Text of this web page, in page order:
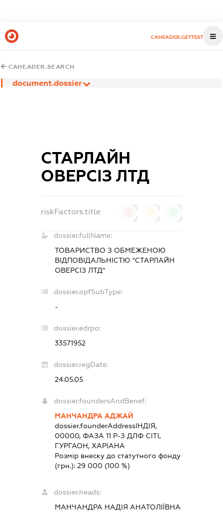
CAHEADER.GETTEST
CAHEADER.SEARCH
document.dossier
СТАРЛАЙН
ОВЕРСІЗ ЛТД
riskFactors.title
dossier.fullName:
ТОВАРИСТВО З ОБМЕЖЕНОЮ
ВІДПОВІДАЛЬНІСТЮ "СТАРЛАЙН
ОВЕРСІЗ ЛТД"
dossier.opfSubType:
-
dossier.edrpo:
33571952
dossier.regDate:
24.05.05
dossier.foundersAndBenef:
МАНЧАНДРА АДЖАЙ
dossier.founderAddressІНДІЯ,
00000, ФАЗА 11 Р-З ДЛФ СІТІ,
ГУРГАОН, ХАРІАНА
Розмір внеску до статутного фонду
(грн.): 29 000 (100 %)
dossier.heads:
МАНЧАНДРА НАДІЯ АНАТОЛІЇВНА